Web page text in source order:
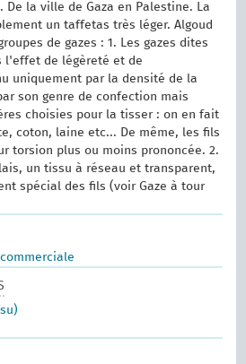
De la ville de Gaza en Palestine. La
un taffetas très léger. Algoud
de gazes : 1. Les gazes dites
l'effet de légèreté et de
uniquement par la densité de la
son genre de confection mais
choisies pour la tisser : on en fait
coton, laine etc... De même, les fils
torsion plus ou moins prononcée. 2.
un tissu à réseau et transparent,
spécial des fils (voir Gaze à tour